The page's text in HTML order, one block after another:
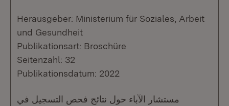
Herausgeber: Ministerium für Soziales, Arbeit
und Gesundheit
Publikationsart: Broschüre
Seitenzahl: 32
Publikationsdatum: 2022
مستشار الآباء حول نتائج فحص التسجيل في